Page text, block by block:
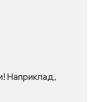
Наприклад,